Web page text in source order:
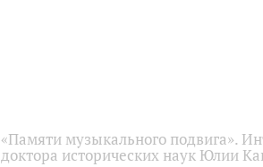
«Памяти музыкального подвига».
доктора исторических наук Юлии